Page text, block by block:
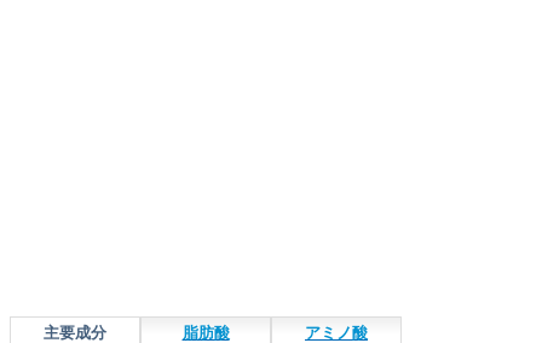
主要成分 脂肪酸 アミノ酸